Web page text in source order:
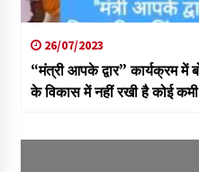
26/07/2023
“मंत्री आपके द्वार” कार्यक्रम में बोले विक्रमादित्य सिंह-ग्रामीण क्षेत्र
के विकास में नहीं रखी है कोई कमी